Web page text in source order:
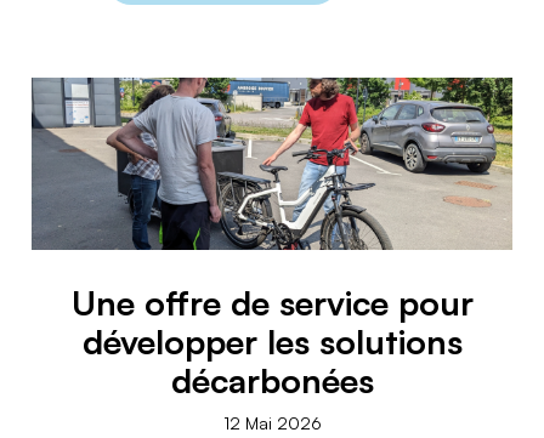
Une offre de service pour
développer les solutions
décarbonées
12 Mai 2026